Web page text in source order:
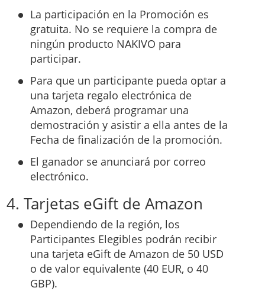
La participación en la Promoción es
gratuita. No se requiere la compra de
ningún producto NAKIVO para
participar.
Para que un participante pueda optar a
una tarjeta regalo electrónica de
Amazon, deberá programar una
demostración y asistir a ella antes de la
Fecha de finalización de la promoción.
El ganador se anunciará por correo
electrónico.
4. Tarjetas eGift de Amazon
Dependiendo de la región, los
Participantes Elegibles podrán recibir
una tarjeta eGift de Amazon de 50 USD
o de valor equivalente (40 EUR, o 40
GBP).